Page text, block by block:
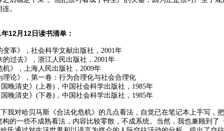
。
12月12日读书清单：
革》，社会科学文献出版社，2001年
过去》，浙江人民出版社，2001年
》，上海人民出版社，2009年
理论》，第一卷：行为合理化与社会合理化
晚清史》(上卷)，中国社会科学出版社，1985年
晚清史》(下卷)，中国社会科学出版社，1985年
对哈贝马斯《合法化危机》的几点看法，自觉已在笔记本上手写，
的一些不成熟看法，内容比较零散，不成系统。当然，我也兼顾到